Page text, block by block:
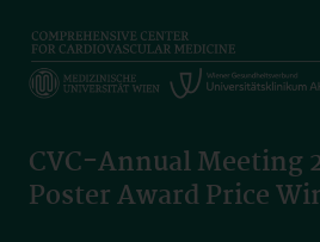
main
content
CVC-Annual Meeting
Poster Award Price